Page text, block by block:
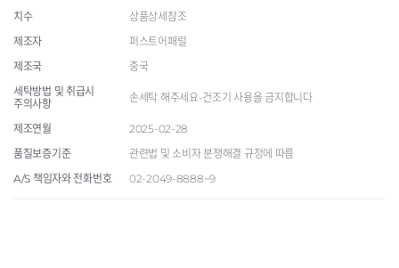
치수
상품상세참조
제조자
퍼스트어패럴
제조국
중국
세탁방법 및 취급시
주의사항
손세탁 해주세요-건조기 사용을 금지합니다
제조연월
2025-02-28
품질보증기준
관련법 및 소비자 분쟁해결 규정에 따름
A/S 책임자와 전화번호
02-2049-8888~9